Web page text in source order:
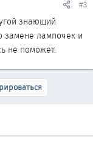
#3
знающий
замене лампочек и
не поможет.